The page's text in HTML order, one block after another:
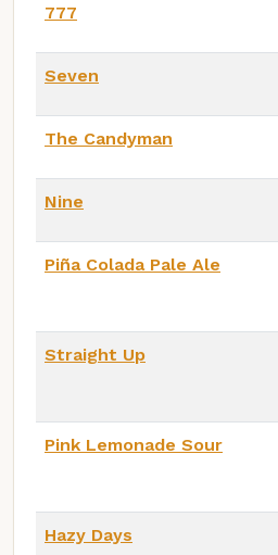
777
Seven
The Candyman
Nine
Piña Colada Pale Ale
Straight Up
Pink Lemonade Sour
Hazy Days